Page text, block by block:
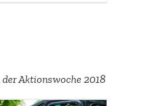
Aktions­woche 2018